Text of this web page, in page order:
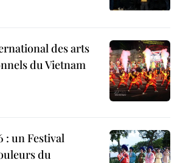
des arts
du Vietnam
: un Festival
du